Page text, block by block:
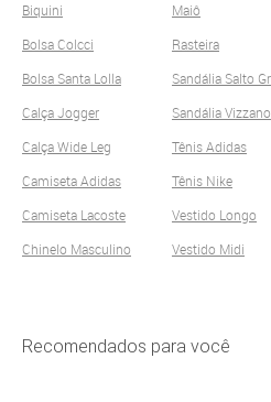
Biquini
Bolsa Colcci
Bolsa Santa Lolla
Calça Jogger
Calça Wide Leg
Camiseta Adidas
Camiseta Lacoste
Chinelo Masculino
Maiô
Rasteira
Sandália Vizzano
Tênis Adidas
Tênis Nike
Vestido Longo
Vestido Midi
Recomendados para você